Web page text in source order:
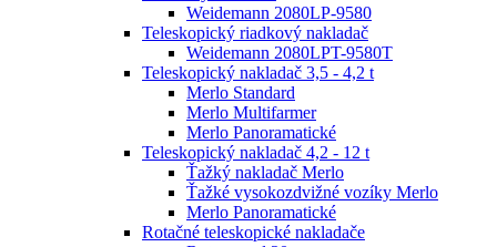
Weidemann 2080LP-9580
Teleskopický riadkový nakladač
Weidemann 2080LPT-9580T
Teleskopický nakladač 3,5 - 4,2 t
Merlo Standard
Merlo Multifarmer
Merlo Panoramatické
Teleskopický nakladač 4,2 - 12 t
Ťažký nakladač Merlo
Ťažké vysokozdvižné vozíky Merlo
Merlo Panoramatické
Rotačné teleskopické nakladače